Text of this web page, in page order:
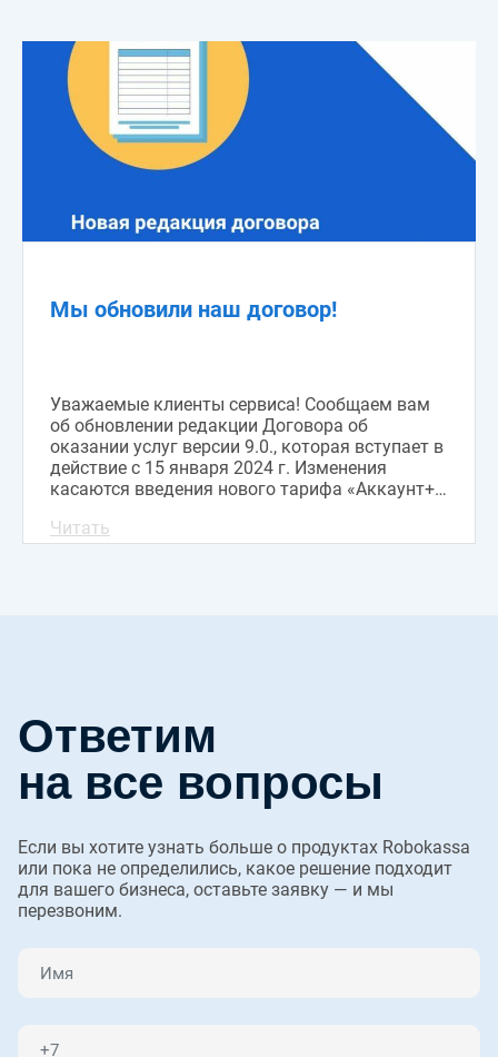
Мы обновили наш договор!
Уважаемые клиенты сервиса! Сообщаем вам
об обновлении редакции Договора об
оказании услуг версии 9.0., которая вступает в
действие с 15 января 2024 г. Изменения
касаются введения нового тарифа «Аккаунт+»
редакцией договора вы можете ознакомиться
Читать
Ответим
на все вопросы
Если вы хотите узнать больше о продуктах Robokassa
или пока не определились, какое решение подходит
для вашего бизнеса, оставьте заявку — и мы
перезвоним.